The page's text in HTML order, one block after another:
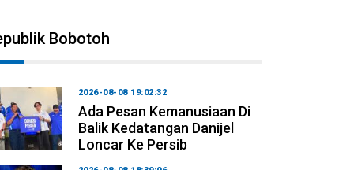
Bobotoh
2026-08-08 19:02:32
Ada Pesan Kemanusiaan Di
Balik Kedatangan Danijel
Loncar Ke Persib